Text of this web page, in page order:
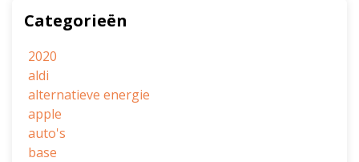
Categorieën
2020
aldi
alternatieve energie
apple
auto's
base